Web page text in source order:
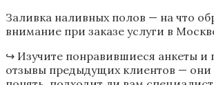
Заливка наливных полов — на что
внимание при заказе услуги в
↪ Изучите понравившиеся анкеты и
отзывы предыдущих клиентов —